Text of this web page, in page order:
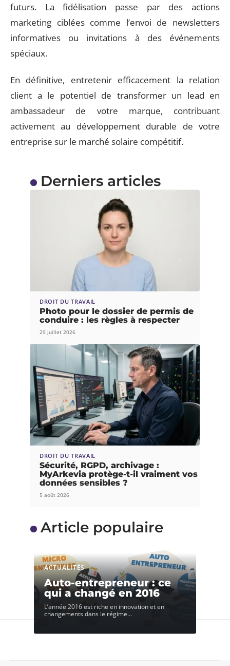
futurs. La fidélisation passe par des actions
marketing ciblées comme l’envoi de newsletters
informatives ou invitations à des événements
spéciaux.
En définitive, entretenir efficacement la relation
client a le potentiel de transformer un lead en
ambassadeur de votre marque, contribuant
activement au développement durable de votre
entreprise sur le marché solaire compétitif.
Derniers articles
DROIT DU TRAVAIL
Photo pour le dossier de permis de
conduire : les règles à respecter
29 juillet 2026
DROIT DU TRAVAIL
Sécurité, RGPD, archivage :
MyArkevia protège-t-il vraiment vos
données sensibles ?
5 août 2026
Article populaire
ACTUALITÉS
Auto-entrepreneur : ce
qui a changé en 2016
L’année 2016 est riche en innovation et en
changements dans le régime…